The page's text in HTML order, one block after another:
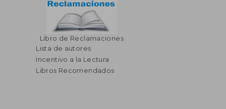
Libro de Reclamaciones
Lista de autores
Incentivo a la Lectura
Libros Recomendados